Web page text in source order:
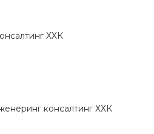
ХХК
консалтинг ХХК